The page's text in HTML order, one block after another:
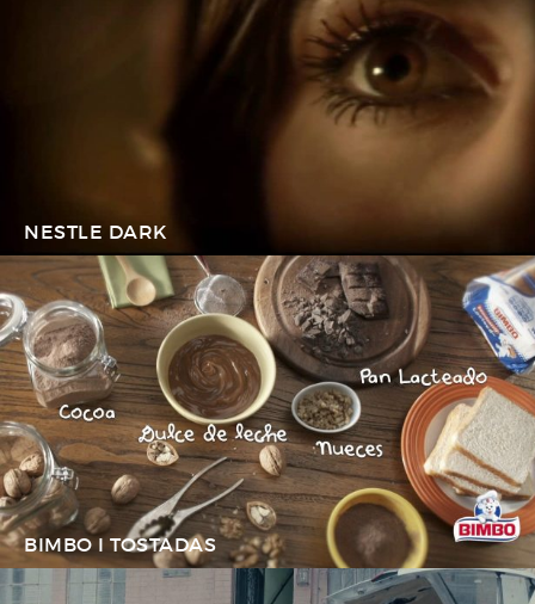
NESTLE DARK
BIMBO I TOSTADAS